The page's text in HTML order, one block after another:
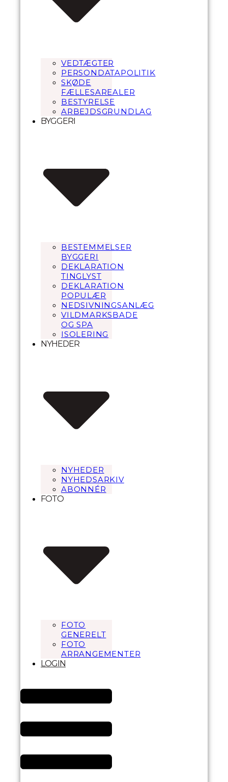
VEDTÆGTER
PERSONDATAPOLITIK
SKØDE
FÆLLESAREALER
BESTYRELSE
ARBEJDSGRUNDLAG
BYGGERI
BESTEMMELSER
BYGGERI
DEKLARATION
TINGLYST
DEKLARATION
POPULÆR
NEDSIVNINGSANLÆG
VILDMARKSBADE
OG SPA
ISOLERING
NYHEDER
NYHEDER
NYHEDSARKIV
ABONNÉR
FOTO
FOTO
GENERELT
FOTO
ARRANGEMENTER
LOGIN